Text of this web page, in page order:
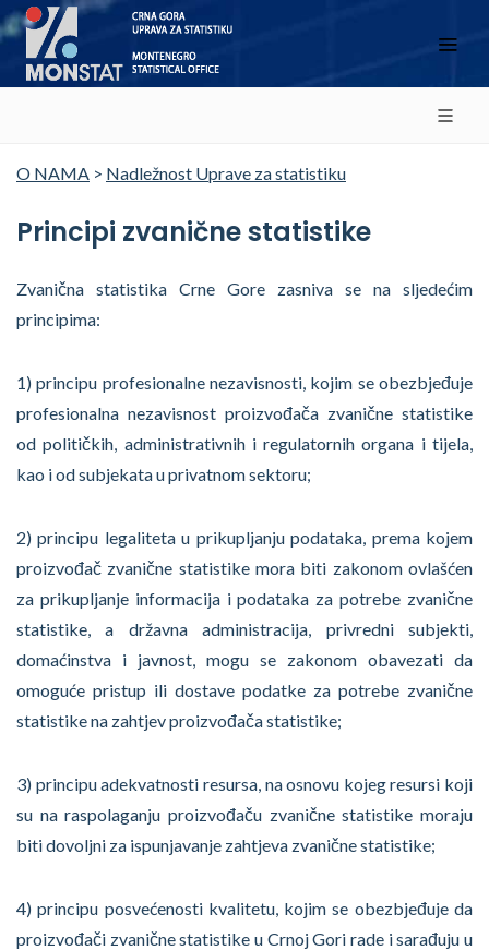
O NAMA > Nadležnost Uprave za statistiku
Principi zvanične statistike
Zvanična statistika Crne Gore zasniva se na sljedećim
principima:
1) principu profesionalne nezavisnosti, kojim se obezbjeđuje
profesionalna nezavisnost proizvođača zvanične statistike
od političkih, administrativnih i regulatornih organa i tijela,
kao i od subjekata u privatnom sektoru;
2) principu legaliteta u prikupljanju podataka, prema kojem
proizvođač zvanične statistike mora biti zakonom ovlašćen
za prikupljanje informacija i podataka za potrebe zvanične
statistike, a državna administracija, privredni subjekti,
domaćinstva i javnost, mogu se zakonom obavezati da
omoguće pristup ili dostave podatke za potrebe zvanične
statistike na zahtjev proizvođača statistike;
3) principu adekvatnosti resursa, na osnovu kojeg resursi koji
su na raspolaganju proizvođaču zvanične statistike moraju
biti dovoljni za ispunjavanje zahtjeva zvanične statistike;
4) principu posvećenosti kvalitetu, kojim se obezbjeđuje da
proizvođači zvanične statistike u Crnoj Gori rade i sarađuju u